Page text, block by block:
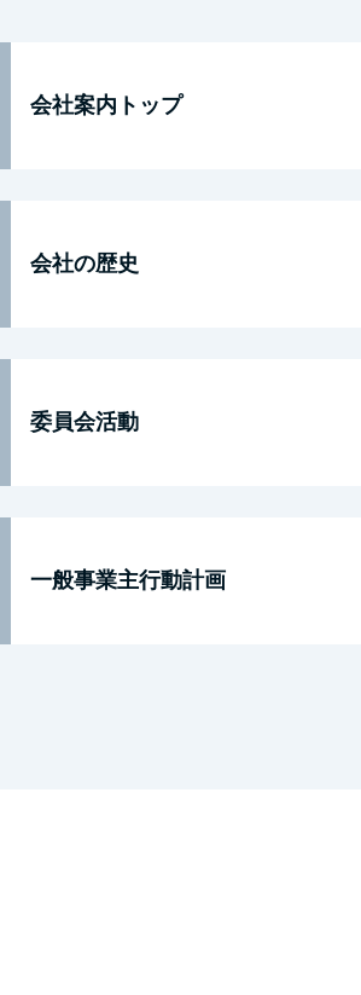
会社案内トップ
会社の歴史
委員会活動
一般事業主行動計画